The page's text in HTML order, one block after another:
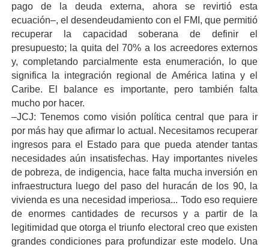
pago de la deuda externa, ahora se revirtió esta
ecuación–, el desendeudamiento con el FMI, que permitió
recuperar la capacidad soberana de definir el
presupuesto; la quita del 70% a los acreedores externos
y, completando parcialmente esta enumeración, lo que
significa la integración regional de América latina y el
Caribe. El balance es importante, pero también falta
mucho por hacer.
–JCJ: Tenemos como visión política central que para ir
por más hay que afirmar lo actual. Necesitamos recuperar
ingresos para el Estado para que pueda atender tantas
necesidades aún insatisfechas. Hay importantes niveles
de pobreza, de indigencia, hace falta mucha inversión en
infraestructura luego del paso del huracán de los 90, la
vivienda es una necesidad imperiosa... Todo eso requiere
de enormes cantidades de recursos y a partir de la
legitimidad que otorga el triunfo electoral creo que existen
grandes condiciones para profundizar este modelo. Una